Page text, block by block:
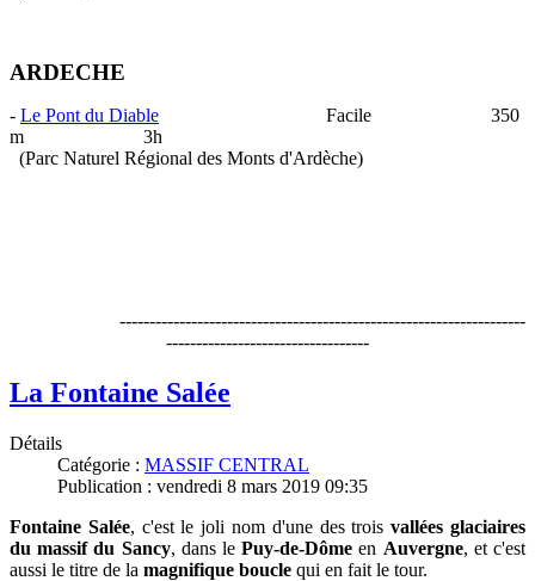
ARDECHE
- Le Pont du Diable Facile 350
m 3h
(Parc Naturel Régional des Monts d'Ardèche)
--------------------------------------------------------------------
----------------------------------
La Fontaine Salée
Détails
Catégorie : MASSIF CENTRAL
Publication : vendredi 8 mars 2019 09:35
Fontaine Salée, c'est le joli nom d'une des troisvallées glaciaires
du massif du Sancy, dans lePuy-de-Dôme en Auvergne, et c'est
aussi le titre de la magnifique boucle qui en fait le tour.